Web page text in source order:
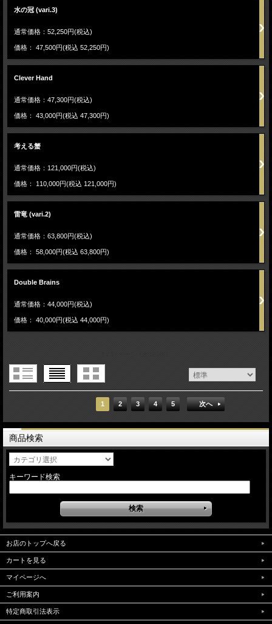
水の冠 (vari.3)
通常価格：52,250円(税込)
価格： 47,500円(税込 52,250円)
Clever Hand
通常価格：47,300円(税込)
価格： 43,000円(税込 47,300円)
考える蟹
通常価格：121,000円(税込)
価格： 110,000円(税込 121,000円)
雷竜 (vari.2)
通常価格：63,800円(税込)
価格： 58,000円(税込 63,800円)
Double Brains
通常価格：44,000円(税込)
価格： 40,000円(税込 44,000円)
1 2 3 4 5 次へ
商品検索
キーワード検索
お店のトップへ戻る
カートを見る
マイページへ
ご利用案内
特定商取引法表示